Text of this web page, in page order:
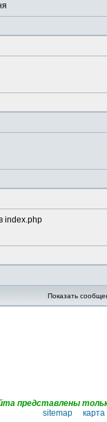
index.php
Показать
представлены
sitemap карта